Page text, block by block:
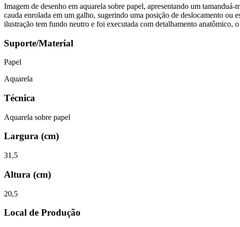
Imagem de desenho em aquarela sobre papel, apresentando um
cauda enrolada em um galho, sugerindo uma posição de deslocamento ou
ilustração tem fundo neutro e foi executada com detalhamento anatômico,
Suporte/Material
Papel
Aquarela
Técnica
Aquarela sobre papel
Largura (cm)
31,5
Altura (cm)
20,5
Local de Produção